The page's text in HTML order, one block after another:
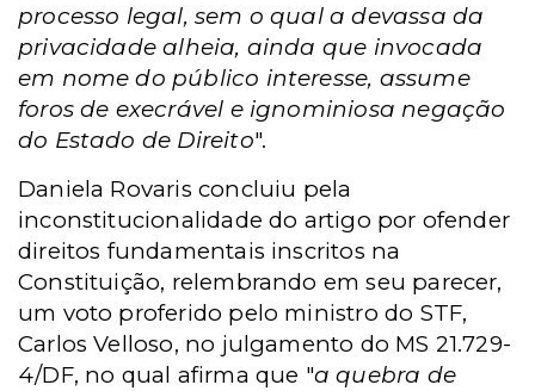
processo legal, sem o qual a devassa da
privacidade alheia, ainda que invocada
em nome do público interesse, assume
foros de execrável e ignominiosa negação
do Estado de Direito".
Daniela Rovaris concluiu pela
inconstitucionalidade do artigo por ofender
direitos fundamentais inscritos na
Constituição, relembrando em seu parecer,
um voto proferido pelo ministro do STF,
Carlos Velloso, no julgamento do MS 21.729-
4/DF, no qual afirma que "a quebra de